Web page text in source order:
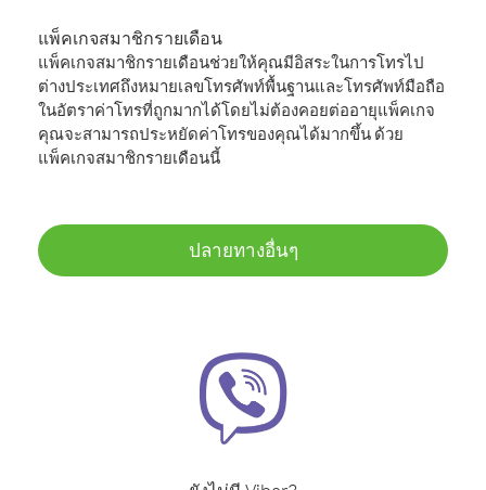
แพ็คเกจสมาชิกรายเดือน
แพ็คเกจสมาชิกรายเดือนช่วยให้คุณมีอิสระในการโทรไป
ต่างประเทศถึงหมายเลขโทรศัพท์พื้นฐานและโทรศัพท์มือถือ
ในอัตราค่าโทรที่ถูกมากได้โดยไม่ต้องคอยต่ออายุแพ็คเกจ
คุณจะสามารถประหยัดค่าโทรของคุณได้มากขึ้น ด้วย
แพ็คเกจสมาชิกรายเดือนนี้
ปลายทางอื่นๆ